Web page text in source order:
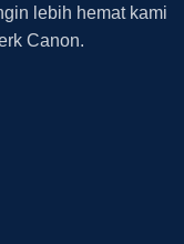
lebih hemat kami
Canon.